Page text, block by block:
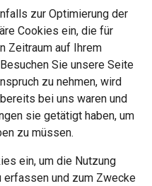
zur Optimierung der
Cookies ein, die für
Zeitraum auf Ihrem
Sie unsere Seite
zu nehmen, wird
bei uns waren und
sie getätigt haben, um
zu müssen.
ein, um die Nutzung
und zum Zwecke